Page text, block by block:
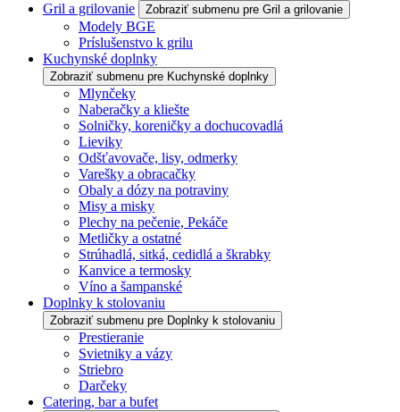
Gril a grilovanie
Zobraziť submenu pre Gril a grilovanie
Modely BGE
Príslušenstvo k grilu
Kuchynské doplnky
Zobraziť submenu pre Kuchynské doplnky
Mlynčeky
Naberačky a kliešte
Solničky, koreničky a dochucovadlá
Lieviky
Odšťavovače, lisy, odmerky
Varešky a obracačky
Obaly a dózy na potraviny
Misy a misky
Plechy na pečenie, Pekáče
Metličky a ostatné
Strúhadlá, sitká, cedidlá a škrabky
Kanvice a termosky
Víno a šampanské
Doplnky k stolovaniu
Zobraziť submenu pre Doplnky k stolovaniu
Prestieranie
Svietniky a vázy
Striebro
Darčeky
Catering, bar a bufet